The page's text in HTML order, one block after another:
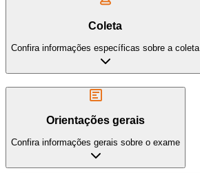
Coleta
Confira informações específicas sobre a coleta
Orientações gerais
Confira informações gerais sobre o exame